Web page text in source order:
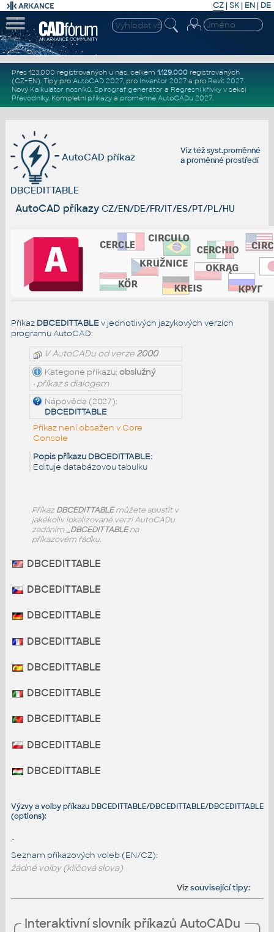
CZ | SK| EN | DE
Přes 123.000 registrovaných u nás, celkem 1.129.000registrovaných
(CZ+EN). Tipy pro AutoCAD 2027, pro Inventor 2027a pro Revit 2027.
Nový Kalkulátor nosníků, Spirograf generátor a Regresní křivkyv sekci
Převodníky. Kompletní příkazya proměnné AutoCADu 2027.
Viz téžsyst.proměnné
aproměnné prostředí
AutoCAD příkaz
DBCEDITTABLE
AutoCAD příkazy CZ/EN/DE/FR/IT/ES/PT/PL/HU
Příkaz DBCEDITTABLEv jednotlivých jazykových verzích
programu AutoCAD:
V AutoCADu od verze2000
Kategorie příkazu: obslužný
• příkaz s dialogem
Nápověda (2027):
DBCEDITTABLE
Příkaz není obsažen v Core
Console
Popis příkazu DBCEDITTABLE:
Edituje databázovou tabulku
PříkazDBCEDITTABLEmůžete spustit v
jakékoliv lokalizované verzi AutoCADu
zadáním _DBCEDITTABLEna
příkazovém řádku.
DBCEDITTABLE
DBCEDITTABLE
DBCEDITTABLE
DBCEDITTABLE
DBCEDITTABLE
DBCEDITTABLE
DBCEDITTABLE
DBCEDITTABLE
DBCEDITTABLE
Výzvy a volby příkazu DBCEDITTABLE/DBCEDITTABLE/DBCEDITTABLE
(options):
-
Seznam příkazových voleb (EN/CZ):
žádné volby (klíčová slova)
Vizsouvisející tipy:
Interaktivní slovník příkazů AutoCADu